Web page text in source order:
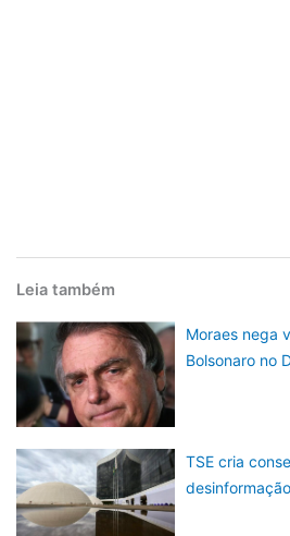
Leia também
Moraes nega
Bolsonaro no
TSE cria